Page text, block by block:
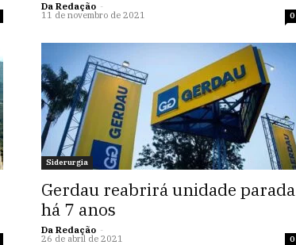
Da Redação -
11 de novembro de 2021 0
Siderurgia
Gerdau reabrirá unidade parada
há 7 anos
Da Redação -
26 de abril de 2021
0